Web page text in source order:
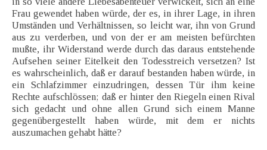
Frau gewendet haben würde, der es, in ihrer Lage, in ihren
Umständen und Verhältnissen, so leicht war, ihn von Grund
aus zu verderben, und von der er am meisten befürchten
mußte, ihr Widerstand werde durch das daraus entstehende
Aufsehen seiner Eitelkeit den Todesstreich versetzen? Ist
es wahrscheinlich, daß er darauf bestanden haben würde, in
ein Schlafzimmer einzudringen, dessen Tür ihm keine
Rechte aufschlössen; daß er hinter den Riegeln einen Rival
sich gedacht und ohne allen Grund sich einem Manne
gegenübergestellt haben würde, mit dem er nichts
auszumachen gehabt hätte?